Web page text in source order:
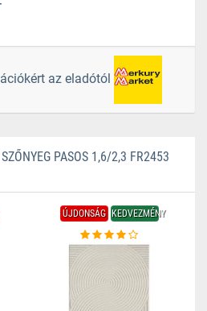
az eladótól
PASOS 1,6/2,3 FR2453
ÚJDONSÁG KEDVEZMÉNY